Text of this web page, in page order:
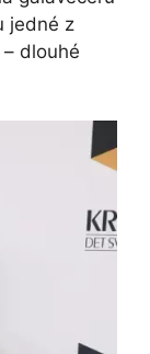
jedné z
dlouhé